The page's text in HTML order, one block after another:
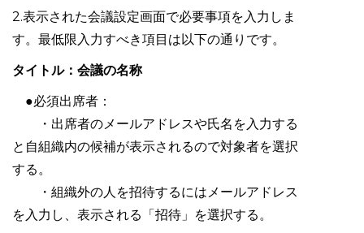
2.表示された会議設定画面で必要事項を入力しま
す。最低限入力すべき項目は以下の通りです。
タイトル：会議の名称
●必須出席者：
・出席者のメールアドレスや氏名を入力する
と自組織内の候補が表示されるので対象者を選択
する。
・組織外の人を招待するにはメールアドレス
を入力し、表示される「招待」を選択する。